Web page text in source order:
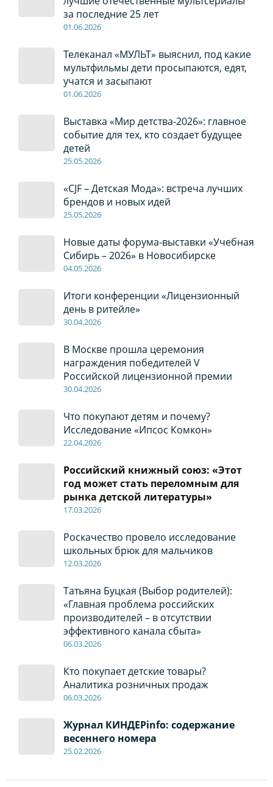
за последние 25 лет
01.06.2026
Телеканал «МУЛЬТ» выяснил, под какие
мультфильмы дети просыпаются, едят,
учатся и засыпают
01.06.2026
Выставка «Мир детства-2026»: главное
событие для тех, кто создает будущее
детей
25.05.2026
«CJF – Детская Мода»: встреча лучших
брендов и новых идей
25.05.2026
Новые даты форума-выставки «Учебная
Сибирь – 2026» в Новосибирске
04.05.2026
Итоги конференции «Лицензионный
день в ритейле»
30.04.2026
В Москве прошла церемония
награждения победителей V
Российской лицензионной премии
30.04.2026
Что покупают детям и почему?
Исследование «Ипсос Комкон»
22.04.2026
Российский книжный союз: «Этот
год может стать переломным для
рынка детской литературы»
17.03.2026
Роскачество провело исследование
школьных брюк для мальчиков
12.03.2026
Татьяна Буцкая (Выбор родителей):
«Главная проблема российских
производителей – в отсутствии
эффективного канала сбыта»
06.03.2026
Кто покупает детские товары?
Аналитика розничных продаж
06.03.2026
Журнал КИНДЕРinfo: содержание
весеннего номера
25.02.2026